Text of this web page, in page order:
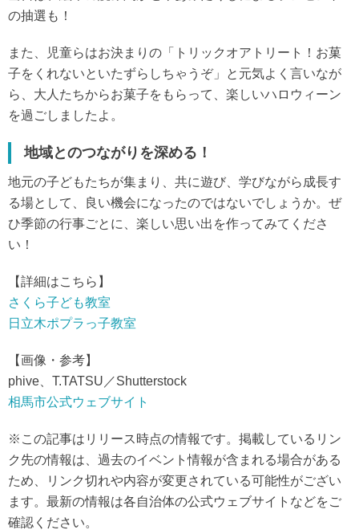
の抽選も！
また、児童らはお決まりの「トリックオアトリート！お菓
子をくれないといたずらしちゃうぞ」と元気よく言いなが
ら、大人たちからお菓子をもらって、楽しいハロウィーン
を過ごしましたよ。
地域とのつながりを深める！
地元の子どもたちが集まり、共に遊び、学びながら成長す
る場として、良い機会になったのではないでしょうか。ぜ
ひ季節の行事ごとに、楽しい思い出を作ってみてくださ
い！
【詳細はこちら】
さくら子ども教室
日立木ポプラっ子教室
【画像・参考】
phive、T.TATSU／Shutterstock
相馬市公式ウェブサイト
※この記事はリリース時点の情報です。掲載しているリン
ク先の情報は、過去のイベント情報が含まれる場合がある
ため、リンク切れや内容が変更されている可能性がござい
ます。最新の情報は各自治体の公式ウェブサイトなどをご
確認ください。